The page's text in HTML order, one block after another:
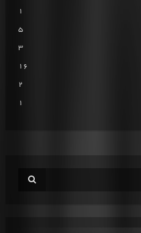
1
5
3
16
2
1